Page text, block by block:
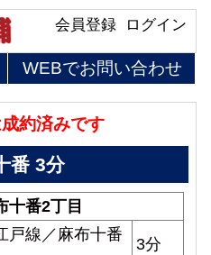
ログイン
会員登録
WEBでお問い合わせ
約済みです
番 3分
十番2丁目
戸線／麻布十番
3分